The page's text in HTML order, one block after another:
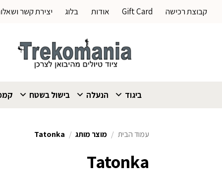
קבוצת רכישה Gift Card אודות בלוג יצירת קשר
ביגוד הנעלה בישול בשטח
Tatonka
עמוד הבית / מוצר מותג /